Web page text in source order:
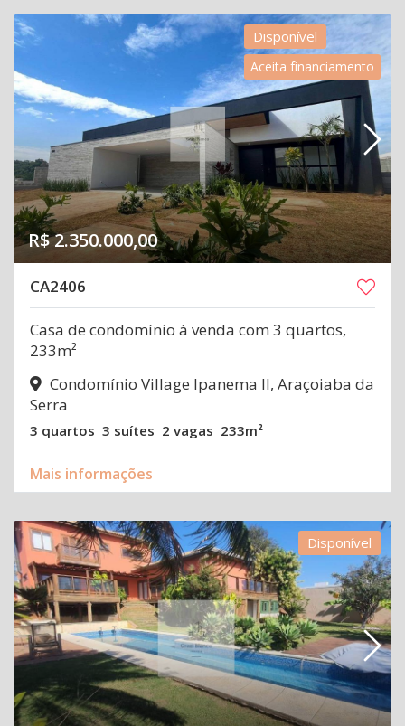
Disponível
Aceita financiamento
R$ 2.350.000,00
CA2406
Casa de condomínio à venda com 3 quartos,
233m²
Condomínio Village Ipanema II, Araçoiaba da
Serra
3 quartos 3 suítes 2 vagas 233m²
Mais informações
Disponível